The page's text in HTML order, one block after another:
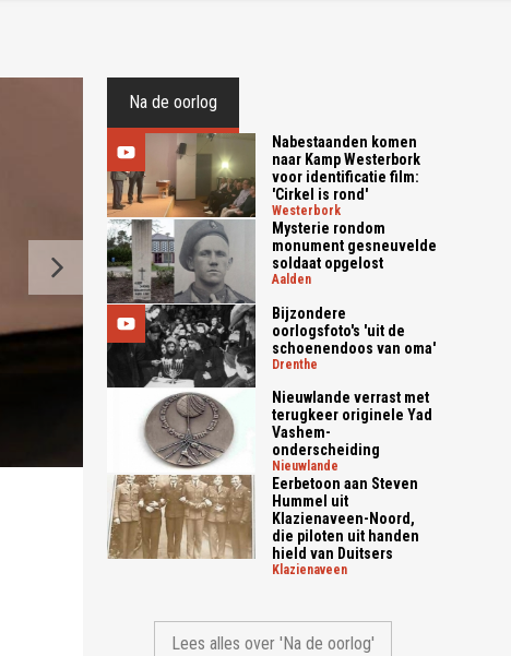
Het knuffeltje lag jarenlang bij Jet Snijders-Polak in een
Feitsma)
Na de oorlog
Nabestaanden komen
naar Kamp Westerbork
voor identificatie film:
'Cirkel is rond'
westerbork
Mysterie rondom
monument gesneuvelde
soldaat opgelost
aalden
Bijzondere
oorlogsfoto's 'uit de
schoenendoos van oma'
drenthe
Nieuwlande verrast met
terugkeer originele Yad
Vashem-
onderscheiding
nieuwlande
Eerbetoon aan Steven
Hummel uit
Klazienaveen-Noord,
die piloten uit handen
hield van Duitsers
klazienaveen
Lees alles over 'Na de oorlog'